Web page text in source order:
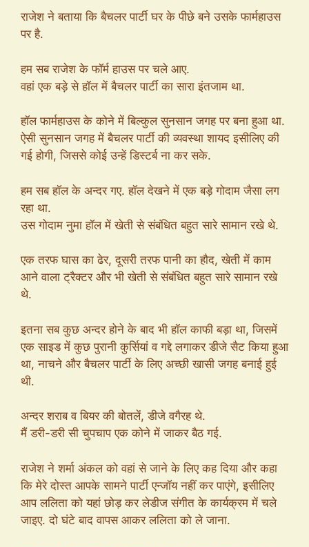
राजेश ने बताया कि बैचलर पार्टी घर के पीछे बने उसके फार्महाउस
पर है.
हम सब राजेश के फॉर्म हाउस पर चले आए.
वहां एक बड़े से हॉल में बैचलर पार्टी का सारा इंतजाम था.
हॉल फार्महाउस के कोने में बिल्कुल सुनसान जगह पर बना हुआ था.
ऐसी सुनसान जगह में बैचलर पार्टी की व्यवस्था शायद इसीलिए की
गई होगी, जिससे कोई उन्हें डिस्टर्ब ना कर सके.
हम सब हॉल के अन्दर गए. हॉल देखने में एक बड़े गोदाम जैसा लग
रहा था.
उस गोदाम नुमा हॉल में खेती से संबंधित बहुत सारे सामान रखे थे.
एक तरफ घास का ढेर, दूसरी तरफ पानी का हौद, खेती में काम
आने वाला ट्रैक्टर और भी खेती से संबंधित बहुत सारे सामान रखे
थे.
इतना सब कुछ अन्दर होने के बाद भी हॉल काफी बड़ा था, जिसमें
एक साइड में कुछ पुरानी कुर्सियां व गद्दे लगाकर डीजे सैट किया हुआ
था, नाचने और बैचलर पार्टी के लिए अच्छी खासी जगह बनाई हुई
थी.
अन्दर शराब व बियर की बोतलें, डीजे वगैरह थे.
मैं डरी-डरी सी चुपचाप एक कोने में जाकर बैठ गई.
राजेश ने शर्मा अंकल को वहां से जाने के लिए कह दिया और कहा
कि मेरे दोस्त आपके सामने पार्टी एन्जॉय नहीं कर पाएंगे, इसीलिए
आप ललिता को यहां छोड़ कर लेडीज संगीत के कार्यक्रम में चले
जाइए. दो घंटे बाद वापस आकर ललिता को ले जाना.